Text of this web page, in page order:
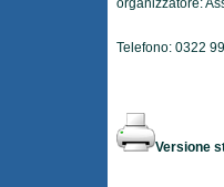
organizzatore:
Telefono: 0322
Versione